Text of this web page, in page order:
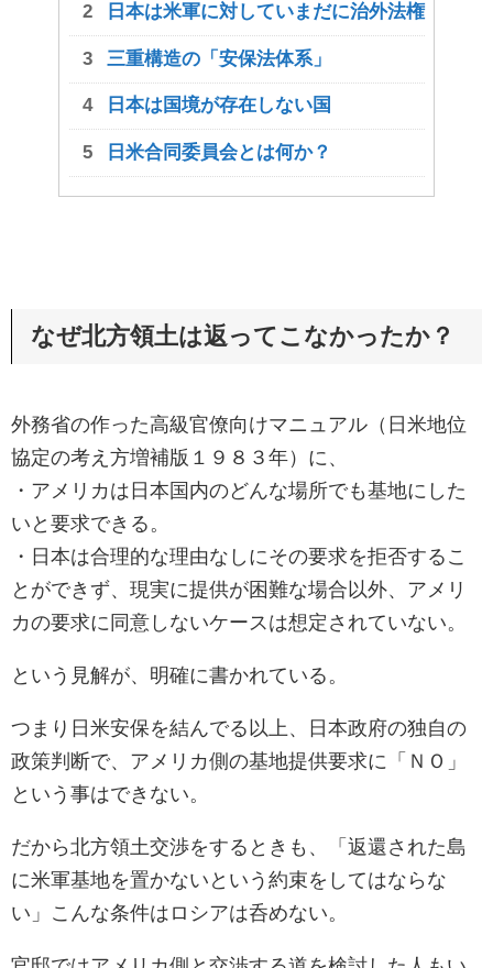
日本は米軍に対していまだに治外法権
三重構造の「安保法体系」
日本は国境が存在しない国
日米合同委員会とは何か？
なぜ北方領土は返ってこなかったか？
外務省の作った高級官僚向けマニュアル（日米地位
協定の考え方増補版１９８３年）に、
・アメリカは日本国内のどんな場所でも基地にした
いと要求できる。
・日本は合理的な理由なしにその要求を拒否するこ
とができず、現実に提供が困難な場合以外、アメリ
カの要求に同意しないケースは想定されていない。
という見解が、明確に書かれている。
つまり日米安保を結んでる以上、日本政府の独自の
政策判断で、アメリカ側の基地提供要求に「ＮＯ」
という事はできない。
だから北方領土交渉をするときも、「返還された島
に米軍基地を置かないという約束をしてはならな
い」こんな条件はロシアは呑めない。